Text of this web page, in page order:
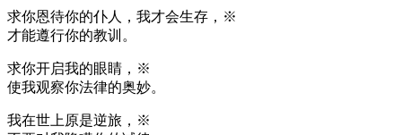
求你恩待你的仆人，我才会生存，※
才能遵行你的教训。
求你开启我的眼睛，※
使我观察你法律的奥妙。
我在世上原是逆旅，※